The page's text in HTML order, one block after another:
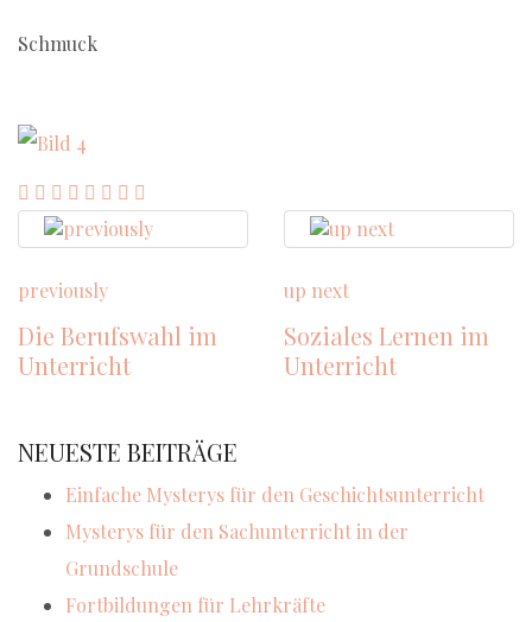
Schmuck
previously
Die Berufswahl im
Unterricht
up next
Soziales Lernen im
Unterricht
NEUESTE BEITRÄGE
Einfache Mysterys für den Geschichtsunterricht
Mysterys für den Sachunterricht in der
Grundschule
Fortbildungen für Lehrkräfte